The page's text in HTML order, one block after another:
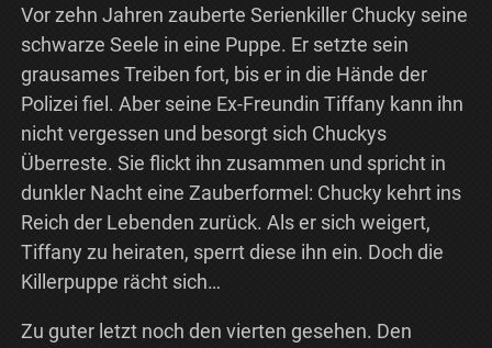
Vor zehn Jahren zauberte Serienkiller Chucky seine
schwarze Seele in eine Puppe. Er setzte sein
grausames Treiben fort, bis er in die Hände der
Polizei fiel. Aber seine Ex-Freundin Tiffany kann ihn
nicht vergessen und besorgt sich Chuckys
Überreste. Sie flickt ihn zusammen und spricht in
dunkler Nacht eine Zauberformel: Chucky kehrt ins
Reich der Lebenden zurück. Als er sich weigert,
Tiffany zu heiraten, sperrt diese ihn ein. Doch die
Killerpuppe rächt sich…
Zu guter letzt noch den vierten gesehen. Den